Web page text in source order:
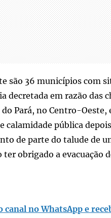
são 36 municípios com
decretada em razão das
do Pará, no Centro-Oeste,
calamidade pública
de parte do talude de
ter obrigado a evacuação
canal no WhatsApp e